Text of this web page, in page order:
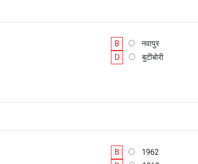
B
नवापुर
D बुटीबोरी
B
1962